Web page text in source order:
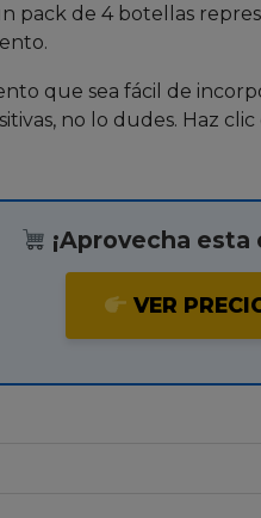
pack de 4 botellas
que sea fácil de
no lo dudes. Haz clic
¡Aprovecha
VER